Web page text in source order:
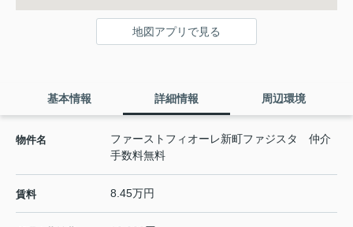
地図アプリで見る
基本情報 詳細情報 周辺環境
物件名
ファーストフィオーレ新町ファジスタ 仲介
手数料無料
賃料 8.45万円